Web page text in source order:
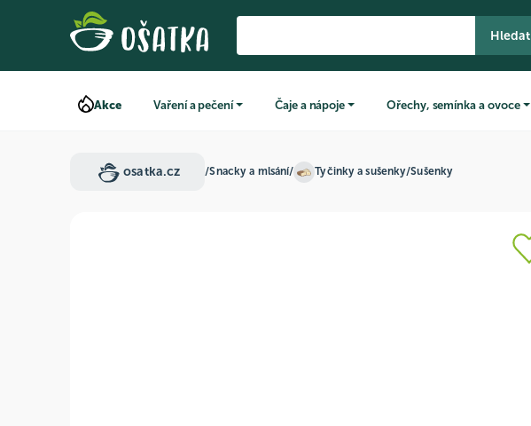
Hledat
Akce Vaření a pečení Čaje a nápoje Ořechy, semínka a ovoce
osatka.cz /Snacky a mlsání/ Tyčinky a sušenky/Sušenky